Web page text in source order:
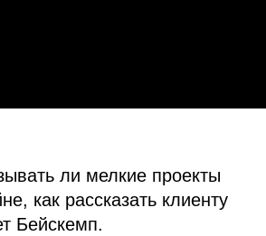
ли мелкие проекты
как рассказать клиенту
Бейскемп.